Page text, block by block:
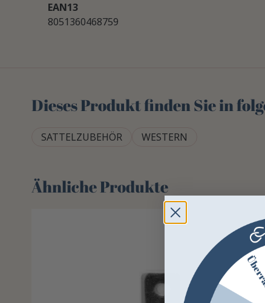
EAN13
8051360468759
Dieses Produkt finden Sie in
SATTELZUBEHÖR WESTERN
Ähnliche Produkte
-